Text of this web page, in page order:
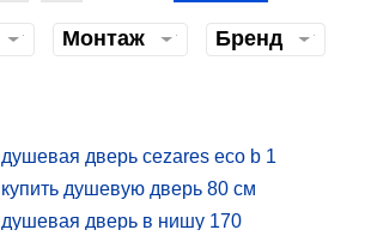
душевой уголок 80 80 с поддоном
душевой уголок с матовым стеклом
душевые кабины riho
душевой уголок высокий
Монтаж Бренд
душевая дверь cezares eco b 1
купить душевую дверь 80 см
душевая дверь в нишу 170